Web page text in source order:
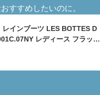
すすめしたいのに。
レインブーツ LES BOTTES D
レディース フラット